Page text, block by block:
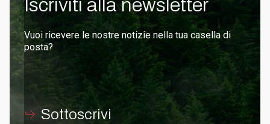
Iscriviti alla newsletter
Vuoi ricevere le nostre notizie nella tua casella di
posta?
Sottoscrivi